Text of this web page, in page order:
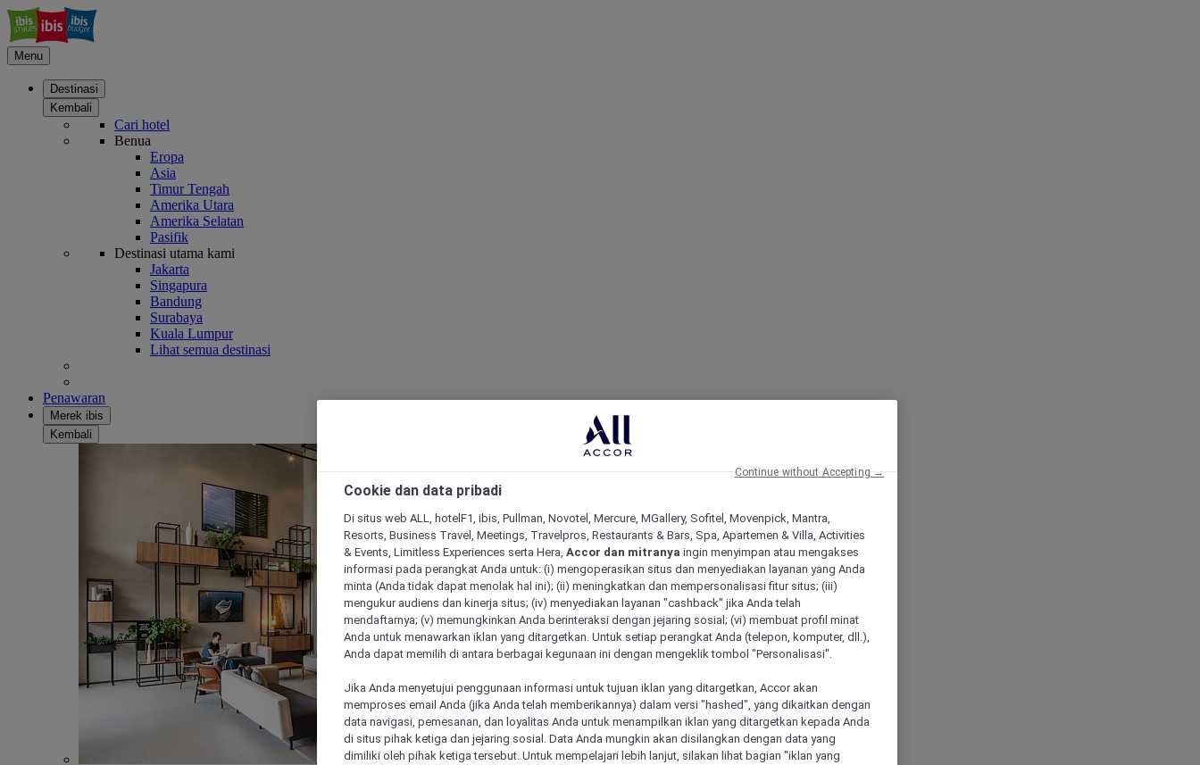
Menu
Destinasi
Kembali
Cari hotel
Benua
Eropa
Asia
Timur Tengah
Amerika Utara
Amerika Selatan
Pasifik
Destinasi utama kami
Jakarta
Singapura
Bandung
Surabaya
Kuala Lumpur
Lihat semua destinasi
Penawaran
Merek ibis
Kembali
Cookie dan data pribadi
Di situs web ALL, hotelF1, ibis, Pullman, Novotel, Mercure, MGallery, Sofitel, Movenpick, Mantra,
Resorts, Business Travel, Meetings, Travelpros, Restaurants & Bars, Spa, Apartemen & Villa, Activities
& Events, Limitless Experiences serta Hera, Accor dan mitranya ingin menyimpan atau mengakses
informasi pada perangkat Anda untuk: (i) mengoperasikan situs dan menyediakan layanan yang Anda
minta (Anda tidak dapat menolak hal ini); (ii) meningkatkan dan mempersonalisasi fitur situs; (iii)
mengukur audiens dan kinerja situs; (iv) menyediakan layanan "cashback" jika Anda telah
mendaftarnya; (v) memungkinkan Anda berinteraksi dengan jejaring sosial; (vi) membuat profil minat
Anda untuk menawarkan iklan yang ditargetkan. Untuk setiap perangkat Anda (telepon, komputer, dll.),
Anda dapat memilih di antara berbagai kegunaan ini dengan mengeklik tombol "Personalisasi".
Jika Anda menyetujui penggunaan informasi untuk tujuan iklan yang ditargetkan, Accor akan
memproses email Anda (jika Anda telah memberikannya) dalam versi "hashed", yang dikaitkan dengan
data navigasi, pemesanan, dan loyalitas Anda untuk menampilkan iklan yang ditargetkan kepada Anda
di situs pihak ketiga dan jejaring sosial. Data Anda mungkin akan disilangkan dengan data yang
dimiliki oleh pihak ketiga tersebut. Untuk mempelajari lebih lanjut, silakan lihat bagian "iklan yang
Continue without Accepting →